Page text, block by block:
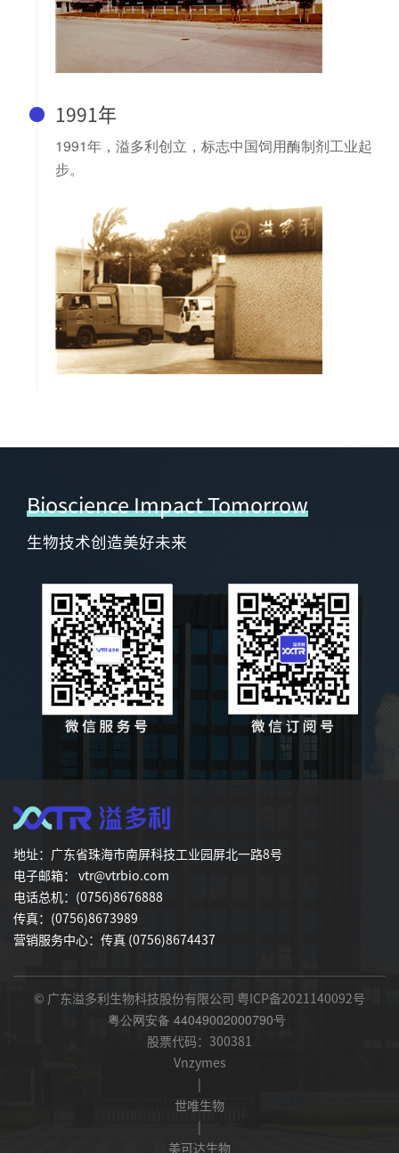
1991年
1991年，溢多利创立，标志中国饲用酶制剂工业起
步。
Bioscience Impact Tomorrow
生物技术创造美好未来
地址：广东省珠海市南屏科技工业园屏北一路8号
电子邮箱： vtr@vtrbio.com
电话总机：(0756)8676888
传真：(0756)8673989
营销服务中心：传真 (0756)8674437
© 广东溢多利生物科技股份有限公司 粤ICP备2021140092号
粤公网安备 44049002000790号
股票代码：300381
Vnzymes
|
世唯生物
|
美可达生物